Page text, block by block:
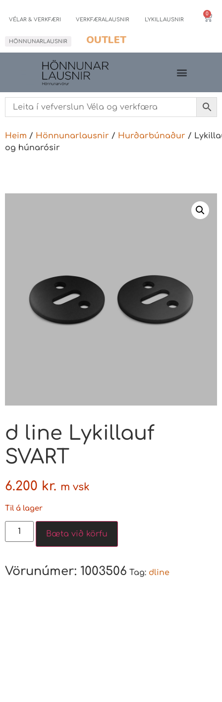
VÉLAR & VERKFÆRI VERKFÆRALAUSNIR LYKILLAUSNIR
HÖNNUNARLAUSNIR OUTLET
0
Heim / Hönnunarlausnir / Hurðarbúnaður /
og húnarósir
d line Lykillauf
SVART
6.200 kr. m vsk
Til á lager
Bæta við körfu
Vörunúmer: 1003506 Tag: dline